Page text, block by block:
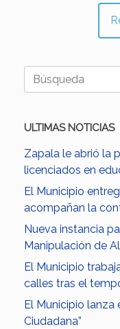
Buscar:
ULTIMAS NOTICIAS
Zapala le abrió la
licenciados en
El Municipio
acompañan la
Nueva instancia
Manipulación de
El Municipio
calles tras el
El Municipio lanza
Ciudadana”